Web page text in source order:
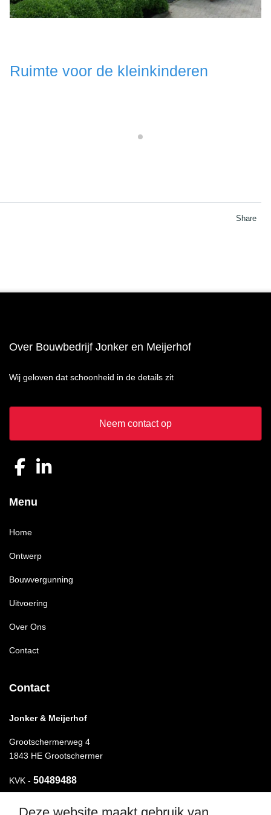
Ruimte voor de kleinkinderen
Share
Over Bouwbedrijf Jonker en Meijerhof
Wij geloven dat schoonheid in de details zit
Neem contact op
Menu
Home
Ontwerp
Bouwvergunning
Uitvoering
Over Ons
Contact
Contact
Jonker & Meijerhof
Grootschermerweg 4
1843 HE Grootschermer
KVK - 50489488